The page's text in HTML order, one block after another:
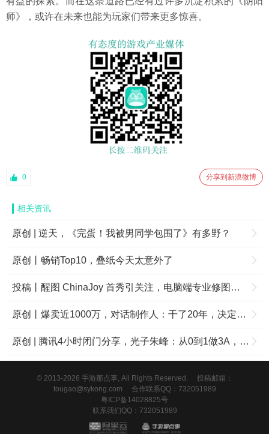
师》，或许在未来也能为玩家们带来更多惊喜。
0 分享到新浪微博
相关资讯
原创 | 逆天，《完蛋！我被男同学包围了》有多野？
原创丨畅销Top10，叠纸今天太意外了
投稿丨醒图 ChinaJoy 首秀引关注，电脑端专业修图成摄影师新选择
原创丨爆卖近1000万，对话制作人：干了20年，决定在中国拼一把
原创 | 腾讯4小时闭门分享，光子朱峰：从0到1做3A，坚守长期主义
© 2013-2026 手游那点事, All Rights Reserved.
投稿邮箱：
tougao@sykong.com 合作联系QQ：732051989
粤ICP备14028825号
联系我们QQ：732051989